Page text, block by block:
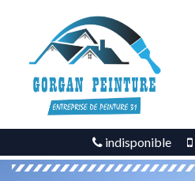
indisponible